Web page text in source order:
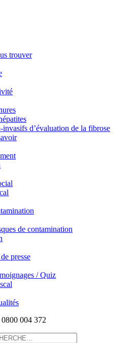
trouver
d’évaluation de la fibrose
de contamination
presse
/ Quiz